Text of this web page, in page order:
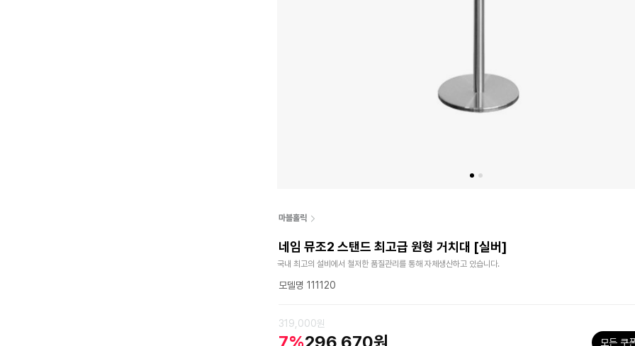
마블홀릭
네임 뮤조2 스탠드 최고급 원형 거치대 [실버]
국내 최고의 설비에서 철저한 품질관리를 통해 자체생산하고 있습니다.
모델명 111120
319,000원
모든 쿠